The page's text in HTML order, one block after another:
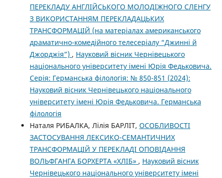
ПЕРЕКЛАДУ АНГЛІЙСЬКОГО МОЛОДІЖНОГО СЛЕНГУ
З ВИКОРИСТАННЯМ ПЕРЕКЛАДАЦЬКИХ
ТРАНСФОРМАЦІЙ (на матеріалах американського
драматично-комедійного телесеріалу “Джинні й
Джорджія”) , Науковий вісник Чернівецького
національного університету імені Юрія Федьковича.
Серія: Германська філологія: № 850-851 (2024):
Науковий вісник Чернівецького національного
університету імені Юрія Федьковича. Германська
філологія
Наталя РИБАЛКА, Лілія БАРЛІТ, ОСОБЛИВОСТІ
ЗАСТОСУВАННЯ ЛЕКСИКО-СЕМАНТИЧНИХ
ТРАНСФОРМАЦІЙ У ПЕРЕКЛАДІ ОПОВІДАННЯ
ВОЛЬФГАНГА БОРХЕРТА «ХЛІБ» , Науковий вісник
Чернівецького національного університету імені